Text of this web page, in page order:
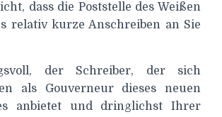
dass die Poststelle des Weißen
relativ kurze Anschreiben an Sie
der Schreiber, der sich
als Gouverneur dieses neuen
anbietet und dringlichst Ihrer